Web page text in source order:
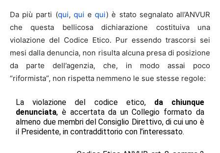
Da più parti (qui, qui equi) è stato segnalato all’ANVUR
che questa bellicosa dichiarazione costituiva una
violazione del Codice Etico. Pur essendo trascorsi sei
mesi dalla denuncia, non risulta alcuna presa di posizione
da parte dell’agenzia, che, in modo assai poco
“riformista”, non rispetta nemmeno le sue stesse regole:
La violazione del codice etico, da chiunque
denunciata, è accertata da un Collegio formato da
almeno due membri del Consiglio Direttivo, di cui uno è
il Presidente, in contraddittorio con l’interessato.